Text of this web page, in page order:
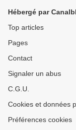
Hébergé par
Top articles
Pages
Contact
Signaler un abus
C.G.U.
Cookies et données
Préférences cookies